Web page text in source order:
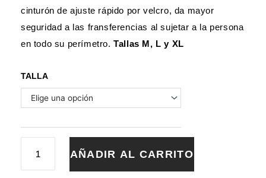
cinturón de ajuste rápido por velcro, da mayor
seguridad a las fransferencias al sujetar a la persona
en todo su perímetro.Tallas M, L y XL
TALLA
ARNES
GRUA
CAMBIA
cantidad
AÑADIR AL CARRITO